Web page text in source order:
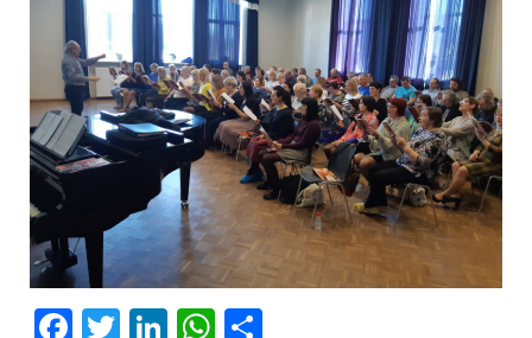
Facebook
Twitter
LinkedIn
WhatsApp